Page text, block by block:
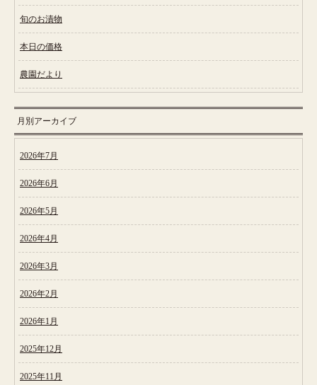
旬のお漬物
本日の価格
農園だより
月別アーカイブ
2026年7月
2026年6月
2026年5月
2026年4月
2026年3月
2026年2月
2026年1月
2025年12月
2025年11月